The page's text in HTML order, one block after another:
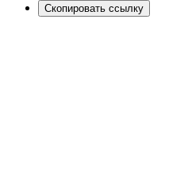
Скопировать ссылку